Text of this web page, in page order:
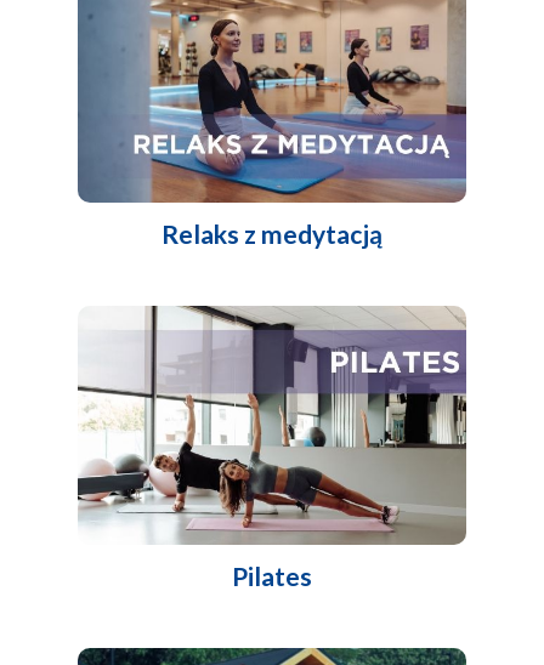
Relaks z medytacją
Pilates